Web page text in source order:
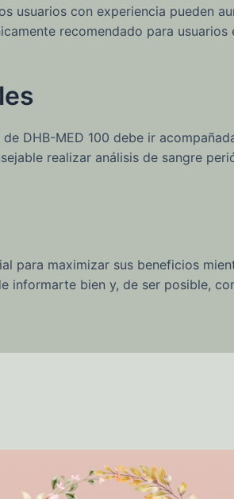
usuarios con experiencia pueden
recomendado para
DHB-MED 100 debe ir
realizar análisis de sangre
para maximizar sus beneficios
informarte bien y, de ser posible,